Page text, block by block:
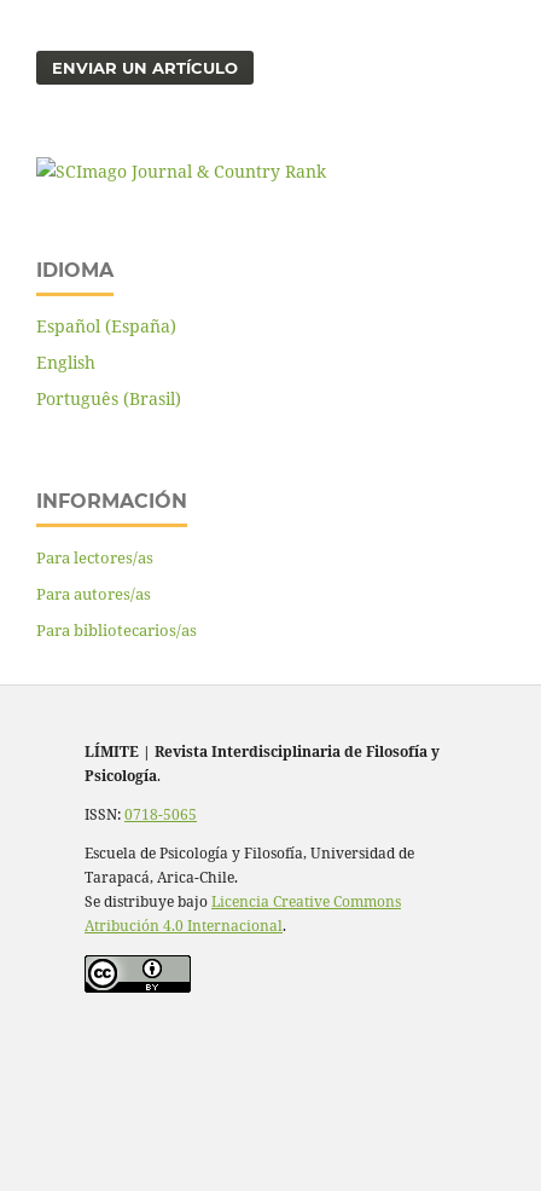
ENVIAR UN ARTÍCULO
IDIOMA
Español (España)
English
Português (Brasil)
INFORMACIÓN
Para lectores/as
Para autores/as
Para bibliotecarios/as
LÍMITE | Revista Interdisciplinaria de Filosofía y
Psicología.
ISSN:0718-5065
Escuela de Psicología y Filosofía, Universidad de
Tarapacá, Arica-Chile.
Se distribuye bajoLicencia Creative Commons
Atribución 4.0 Internacional.